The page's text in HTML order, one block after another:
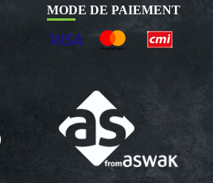
MODE DE PAIEMENT